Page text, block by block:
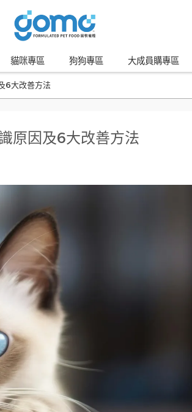
貓咪專區 狗狗專區 大成員購專區
6大改善方法
原因及6大改善方法